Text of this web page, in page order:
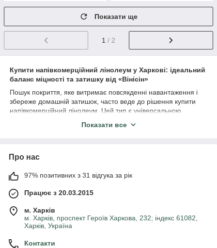
Показати ще
1 / 2
Купити напівкомерційний лінолеум у Харкові: ідеальний
баланс міцності та затишку від «Вінісін»
Пошук покриття, яке витримає повсякденні навантаження і
збереже домашній затишок, часто веде до рішення купити
напівкомерційний лінолеум. Цей тип є універсальною
матеріалами. Він володіє посиленим захисним шаром, що
невеликих офісів, дитячих садків чи затишних кафе.
утворенню вм'ятин від меблів, стійкий до підборів та
Фірмовий магазин «Вінісін» пропонує великий вибір
напівкомерційного лінолеуму від провідних брендів. У
каталозі зібрані легендарні колекції від Tarkett (лінійки Force,
Activa, Forward, Magister, Bold), інноваційні покриття Beauflor
(колекція ECLIPSE). Багата палітра дизайнів включає імітацію
Показати все
Про нас
97% позитивних з 31 відгука за рік
Працює з 20.03.2015
м. Харків
м. Харків, проспект Героїв Харкова, 232; індекс 61082,
Харків, Україна
Контакти